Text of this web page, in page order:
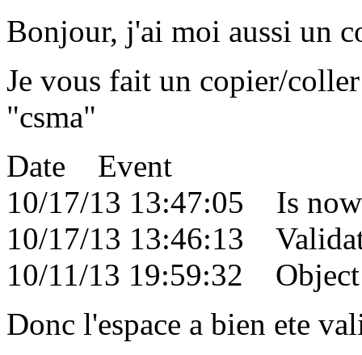
Bonjour, j'ai moi aussi un
Je vous fait un copier/
"csma"
Date Event
10/17/13 13:47:05 Is
10/17/13 13:46:13
10/11/13 19:59:32
Donc l'espace a bien ete